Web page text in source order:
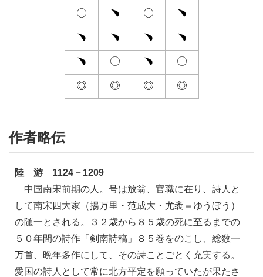
作者略伝
陸 游 1124－1209
中国南宋前期の人。号は放翁、官職に在り、詩人と
して南宋四大家（揚万里・范成大・尤袤＝ゆうぼう）
の随一とされる。３２歳から８５歳の死に至るまでの
５０年間の詩作「剣南詩稿」８５巻をのこし、総数一
万首、晩年多作にして、その詩ことごとく充実する。
愛国の詩人として常に北方平定を願っていたが果たさ